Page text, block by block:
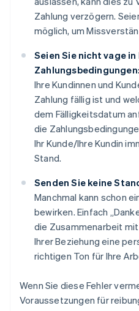
Zahlung verzögern.
möglich, um
Seien Sie nicht vage
Zahlungsbedingungen:
Ihre Kundinnen und
Zahlung fällig ist und
dem Fälligkeitsdatum
die
Ihr Kunde/Ihre Kundin
Stand.
Senden Sie keine
Manchmal kann schon
bewirken. Einfach
die Zusammenarbeit
Ihrer Beziehung eine
richtigen Ton für Ihre
Wenn Sie diese Fehler
Voraussetzungen für